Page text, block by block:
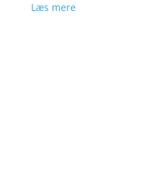
Læs mere